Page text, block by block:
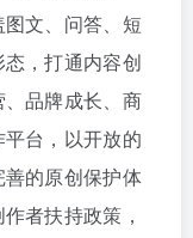
文、问答、短
，打通内容创
品牌成长、商
台，以开放的
的原创保护体
者扶持政策，